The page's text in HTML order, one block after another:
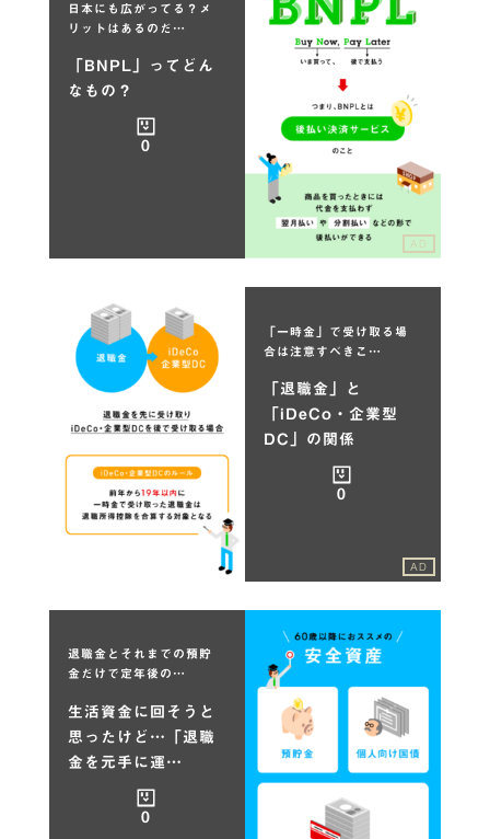
日本にも広がってる？メ
リットはあるのだ…
「BNPL」ってどん
なもの？
0
AD
「一時金」で受け取る場
合は注意すべきこ…
「退職金」と
「iDeCo・企業型
DC」の関係
0
AD
退職金とそれまでの預貯
金だけで定年後の…
生活資金に回そうと
思ったけど…「退職
金を元手に運…
0